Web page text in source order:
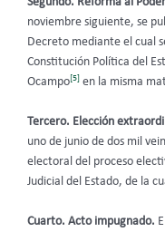
noviembre siguiente, se
Decreto mediante el cual
Constitución Política del
Ocampo[5] en la misma
Tercero. Elección
uno de junio de dos mil
electoral del proceso
Judicial del Estado, de la
Cuarto. Acto impugnado.